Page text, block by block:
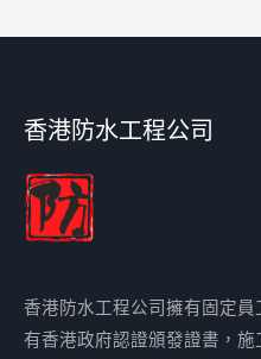
香港防水工程公司
香港防水工程公司擁有固定
有香港政府認證頒發證書，